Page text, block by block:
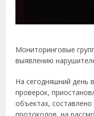
Мониторинговые
выявлению
На сегодняшний день
проверок,
объектах,
протоколов, на